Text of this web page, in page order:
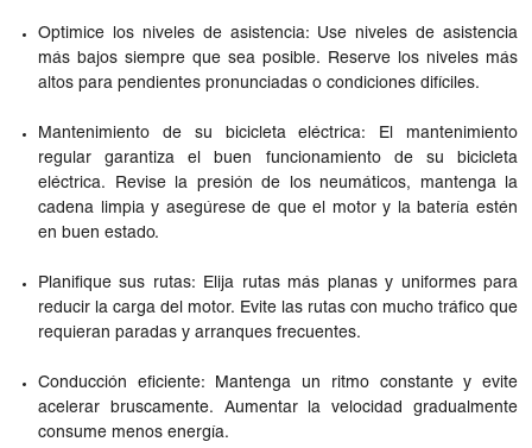
Optimice los niveles de asistencia: Use niveles de asistencia
más bajos siempre que sea posible. Reserve los niveles más
altos para pendientes pronunciadas o condiciones difíciles.
Mantenimiento de su bicicleta eléctrica: El mantenimiento
regular garantiza el buen funcionamiento de su bicicleta
eléctrica. Revise la presión de los neumáticos, mantenga la
cadena limpia y asegúrese de que el motor y la batería estén
en buen estado.
Planifique sus rutas: Elija rutas más planas y uniformes para
reducir la carga del motor. Evite las rutas con mucho tráfico que
requieran paradas y arranques frecuentes.
Conducción eficiente: Mantenga un ritmo constante y evite
acelerar bruscamente. Aumentar la velocidad gradualmente
consume menos energía.